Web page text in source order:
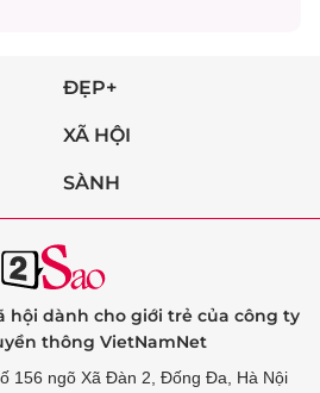
ĐẸP+
XÃ HỘI
SÀNH
hội dành cho giới trẻ của công ty
thông VietNamNet
156 ngõ Xã Đàn 2, Đống Đa, Hà Nội